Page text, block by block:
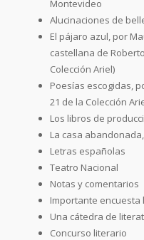
Montevideo
Alucinaciones de
El pájaro azul, por
castellana de
Colección Ariel)
Poesías escogidas,
21 de la Colección
Los libros de
La casa
Letras españolas
Teatro Nacional
Notas y comentarios
Importante encuesta
Una cátedra de
Concurso literario